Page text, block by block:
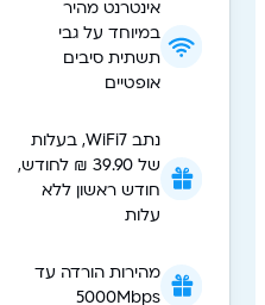
אינטרנט מהיר
במיוחד על גבי
תשתית סיבים
אופטיים
נתב WiFi7, בעלות
של 39.90 ₪ לחודש,
חודש ראשון ללא
עלות
מהירות הורדה עד
5000Mbps